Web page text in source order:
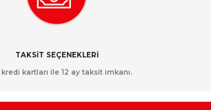
TAKSİT SEÇENEKLERİ
kartları ile 12 ay taksit imkanı.